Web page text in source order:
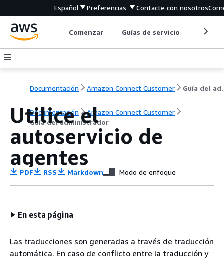
Español Preferencias Contacte con nosotros
Comenzar Guías de servicio
Documentación Amazon Connect Customer
Documentación
Amazon Connect Customer
Guía del administrador
Utilice el
autoservicio de
agentes
PDF RSS Markdown Modo de enfoque
En esta página
Las traducciones son generadas a través de traducción
automática. En caso de conflicto entre la traducción y